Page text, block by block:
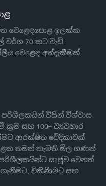
වෙළෙඳපොළ ඉලක්ක
වර්ග 70 කට වැඩි
වෙළෙඳ අත්දැකීමක්
පරිශීලකයින් විසින් විශ්වාස
ක්‍රම සහ 100+ ව්‍යවහාර
ආරක්ෂිත වේදිකාවක්
තමන් කැමති මිල ගණන්
පරිශීලකයින්ට ඍජුව වෙනත්
විකිණීමට සහ